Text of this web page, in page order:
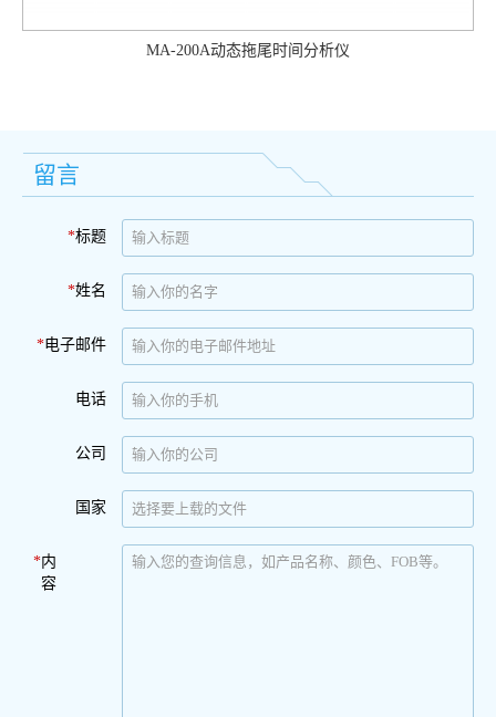
MA-200A动态拖尾时间分析仪
留言
*标题
*姓名
*电子邮件
电话
公司
国家
*内
容